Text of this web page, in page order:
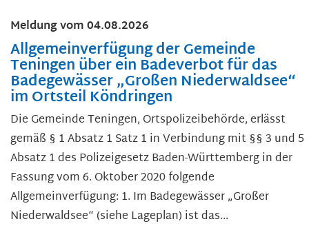
Meldung vom04.08.2026
Allgemeinverfügung der Gemeinde
Teningen über ein Badeverbot für das
Badegewässer „Großen Niederwaldsee“
im Ortsteil Köndringen
Die Gemeinde Teningen, Ortspolizeibehörde, erlässt
gemäß § 1 Absatz 1 Satz 1 in Verbindung mit §§ 3 und 5
Absatz 1 des Polizeigesetz Baden-Württemberg in der
Fassung vom 6. Oktober 2020 folgende
Allgemeinverfügung: 1. Im Badegewässer „Großer
Niederwaldsee“ (siehe Lageplan) ist das...